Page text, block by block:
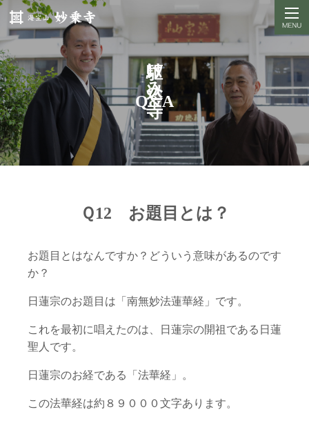
駆け込み寺
Q&A
Ｑ12 お題目とは？
お題目とはなんですか？どういう意味があるのです
か？
日蓮宗のお題目は「南無妙法蓮華経」です。
これを最初に唱えたのは、日蓮宗の開祖である日蓮
聖人です。
日蓮宗のお経である「法華経」。
この法華経は約８９０００文字あります。